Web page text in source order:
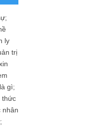
;
ly
trị
gì;
thức
nhân
;